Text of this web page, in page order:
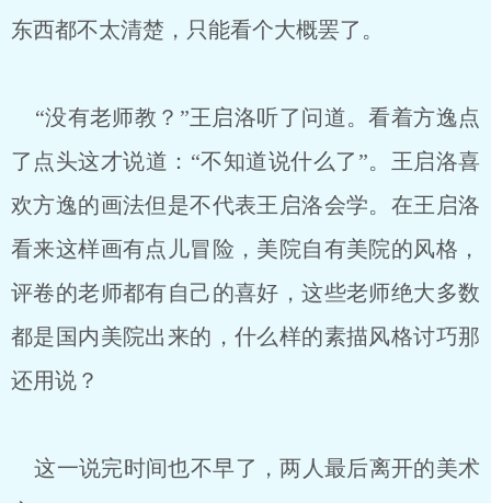
东西都不太清楚，只能看个大概罢了。
“没有老师教？”王启洛听了问道。看着方逸点
了点头这才说道：“不知道说什么了”。王启洛喜
欢方逸的画法但是不代表王启洛会学。在王启洛
看来这样画有点儿冒险，美院自有美院的风格，
评卷的老师都有自己的喜好，这些老师绝大多数
都是国内美院出来的，什么样的素描风格讨巧那
还用说？
这一说完时间也不早了，两人最后离开的美术